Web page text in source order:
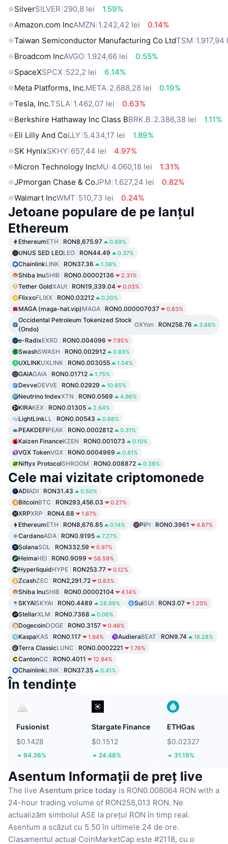
SilverSILVER 290,8 lei
1.59%
Amazon.com IncAMZN 1.242,42 lei
0.14%
Taiwan Semiconductor Manufacturing Co LtdTSM 1.917,94
Broadcom IncAVGO 1.924,66 lei
0.55%
SpaceXSPCX 522,2 lei
6.14%
Meta Platforms, Inc.META 2.688,28 lei
0.19%
Tesla, Inc.TSLA 1.462,07 lei
0.63%
Berkshire Hathaway Inc Class BBRK.B 2.386,38 lei
1.11%
Eli Lilly And CoLLY 5.434,17 lei
1.89%
SK HynixSKHY 657,44 lei
4.97%
Micron Technology IncMU 4.060,18 lei
1.31%
JPmorgan Chase & CoJPM 1.627,24 lei
0.82%
Walmart IncWMT 510,73 lei 0.24%
Jetoane populare de pe lanțul
Ethereum
EthereumETH RON8,675.97 0.69%
UNUS SED LEOLEO RON44.49 0.37%
ChainlinkLINK RON37.36 1.38%
Shiba InuSHIB RON0.00002136 2.31%
Tether GoldXAUt RON19,339.04 0.03%
FlixxoFLIXX RON0.03212 0.20%
MAGA (maga-hat.vip)MAGA RON0.000007037 0.83%
Occidental Petroleum Tokenized Stock
(Ondo)
OXYon RON258.76 3.68%
e-RadixEXRD RON0.004096 7.95%
SwashSWASH RON0.002912 0.83%
UXLINKUXLINK RON0.003055 1.54%
GAIAGAIA RON0.01712 1.75%
DevveDEVVE RON0.02929 10.65%
Neutrino IndexXTN RON0.0569 4.96%
KIRAKEX RON0.01305 2.64%
LightLinkLL RON0.00543 0.68%
PEAKDEFIPEAK RON0.0002812 0.31%
Kaizen FinanceKZEN RON0.001073 0.10%
VGX TokenVGX RON0.0004969 0.81%
Niftyx ProtocolSHROOM RON0.008872 0.38%
Cele mai vizitate criptomonede
ADIADI RON31.43 0.50%
BitcoinBTC RON293,456.03 0.27%
XRPXRP RON4.68 1.67%
EthereumETH RON8,676.85 0.14% PiPI RON0.3961 4.87%
CardanoADA RON0.9195 7.27%
SolanaSOL RON332.59 0.97%
HeimaHEI RON0.9099 58.59%
HyperliquidHYPE RON253.77 0.12%
ZcashZEC RON2,291.72 0.83%
Shiba InuSHIB RON0.00002104 4.14%
SKYAISKYAI RON0.4489 28.99% SuiSUI RON3.07 1.20%
StellarXLM RON0.7368 0.06%
DogecoinDOGE RON0.3157 0.46%
KaspaKAS RON0.117 1.94% AudieraBEAT RON9.74 18.28%
Terra ClassicLUNC RON0.0002221 1.76%
CantonCC RON0.4011 12.94%
ChainlinkLINK RON37.35 0.41%
În tendințe
Fusionist
$0.1428
94.36%
Stargate Finance
$0.1512
24.48%
ETHGas
$0.02327
31.19%
Asentum Informații de preț live
The live Asentum price today is RON0.008064 RON with a
24-hour trading volume of RON258,013 RON. Ne
actualizăm simbolul ASE la prețul RON în timp real.
Asentum a scăzut cu 5.50 în ultimele 24 de ore.
Clasamentul actual CoinMarketCap este #2118, cu o